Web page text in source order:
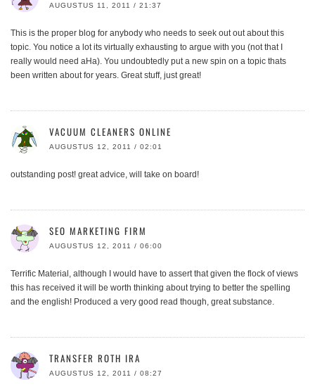
AUGUSTUS 11, 2011 / 21:37
This is the proper blog for anybody who needs to seek out out about this
topic. You notice a lot its virtually exhausting to argue with you (not that I
really would need aHa). You undoubtedly put a new spin on a topic thats
been written about for years. Great stuff, just great!
VACUUM CLEANERS ONLINE
AUGUSTUS 12, 2011 / 02:01
outstanding post! great advice, will take on board!
SEO MARKETING FIRM
AUGUSTUS 12, 2011 / 06:00
Terrific Material, although I would have to assert that given the flock of views
this has received it will be worth thinking about trying to better the spelling
and the english! Produced a very good read though, great substance.
TRANSFER ROTH IRA
AUGUSTUS 12, 2011 / 08:27